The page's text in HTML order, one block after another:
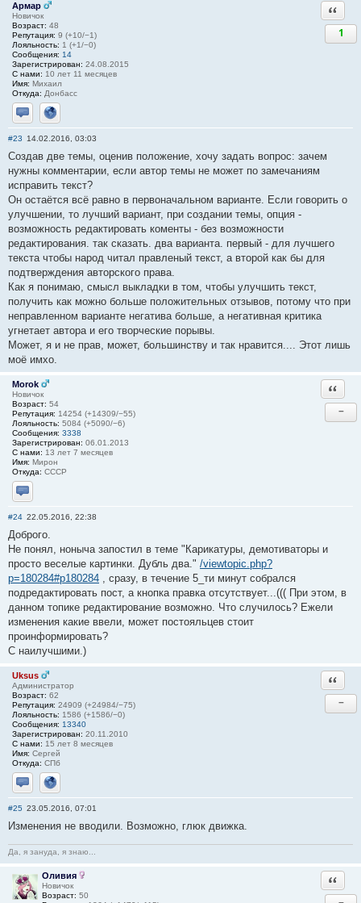
Армар
Новичок
Возраст: 48
Репутация: 9 (+10/−1)
Лояльность: 1 (+1/−0)
Сообщения: 14
Зарегистрирован: 24.08.2015
С нами: 10 лет 11 месяцев
Имя: Михаил
Откуда: Донбасс
Отправить личное сообщение
Сайт
1
#23 14.02.2016, 03:03
Создав две темы, оценив положение, хочу задать вопрос: зачем
нужны комментарии, если автор темы не может по замечаниям
исправить текст?
Он остаётся всё равно в первоначальном варианте. Если говорить о
улучшении, то лучший вариант, при создании темы, опция -
возможность редактировать коменты - без возможности
редактирования. так сказать. два варианта. первый - для лучшего
текста чтобы народ читал правленый текст, а второй как бы для
подтверждения авторского права.
Как я понимаю, смысл выкладки в том, чтобы улучшить текст,
получить как можно больше положительных отзывов, потому что при
неправленном варианте негатива больше, а негативная критика
угнетает автора и его творческие порывы.
Может, я и не прав, может, большинству и так нравится.... Этот лишь
моё имхо.
Morok
Новичок
Возраст: 54
Репутация: 14254 (+14309/−55)
Лояльность: 5084 (+5090/−6)
Сообщения: 3338
Зарегистрирован: 06.01.2013
С нами: 13 лет 7 месяцев
Имя: Мирон
Откуда: СССР
Отправить личное сообщение
−
#24 22.05.2016, 22:38
Доброго.
Не понял, ноныча запостил в теме "Карикатуры, демотиваторы и
просто веселые картинки. Дубль два." /viewtopic.php?
p=180284#p180284 , сразу, в течение 5_ти минут собрался
подредактировать пост, а кнопка правка отсутствует...((( При этом, в
данном топике редактирование возможно. Что случилось? Ежели
изменения какие ввели, может постояльцев стоит
проинформировать?
С наилучшими.)
Uksus
Администратор
Возраст: 62
Репутация: 24909 (+24984/−75)
Лояльность: 1586 (+1586/−0)
Сообщения: 13340
Зарегистрирован: 20.11.2010
С нами: 15 лет 8 месяцев
Имя: Сергей
Откуда: СПб
Отправить личное сообщение
Сайт
−
#25 23.05.2016, 07:01
Изменения не вводили. Возможно, глюк движка.
Да, я зануда, я знаю...
Оливия
Новичок
Возраст: 50